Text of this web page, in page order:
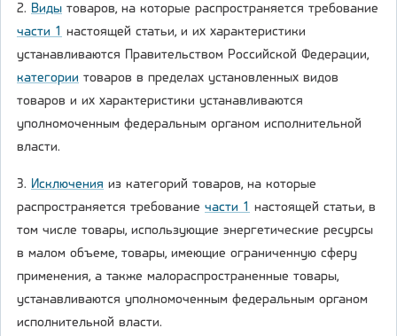
2. Виды товаров, на которые распространяется требование
части 1 настоящей статьи, и их характеристики
устанавливаются Правительством Российской Федерации,
категории товаров в пределах установленных видов
товаров и их характеристики устанавливаются
уполномоченным федеральным органом исполнительной
власти.
3. Исключения из категорий товаров, на которые
распространяется требование части 1 настоящей статьи, в
том числе товары, использующие энергетические ресурсы
в малом объеме, товары, имеющие ограниченную сферу
применения, а также малораспространенные товары,
устанавливаются уполномоченным федеральным органом
исполнительной власти.